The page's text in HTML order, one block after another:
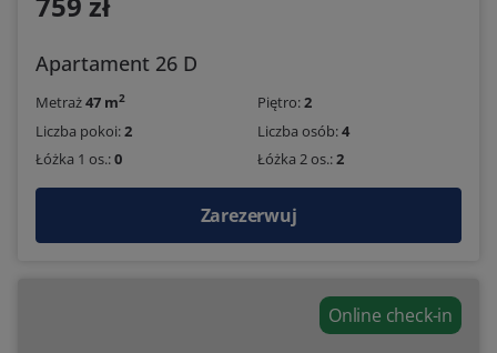
Apartament 26 D
Metraż47 m2 Piętro:2
Liczba pokoi:2 Liczba osób:4
Łóżka 1 os.:0 Łóżka 2 os.:2
Zarezerwuj
Online check-in